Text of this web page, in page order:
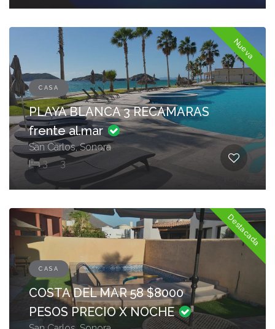
Nueva
CASA
PLAYA BLANCA 3 RECAMARAS
frente al.mar
San Carlos, Sonora
3
3
Destacada
CASA
COSTA DEL MAR 58 $8000
PESOS PRECIO X NOCHE